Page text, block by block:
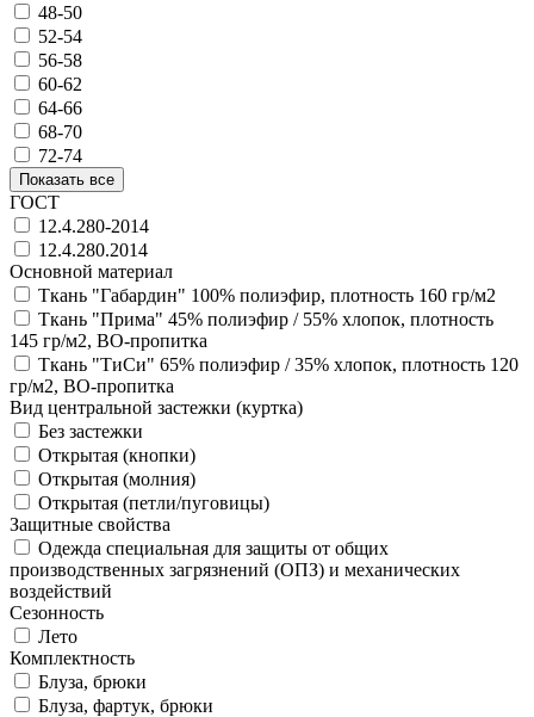
48-50
52-54
56-58
60-62
64-66
68-70
72-74
Показать все
ГОСТ
12.4.280-2014
12.4.280.2014
Основной материал
Ткань "Габардин" 100% полиэфир, плотность 160 гр/м2
Ткань "Прима" 45% полиэфир / 55% хлопок, плотность
145 гр/м2, ВО-пропитка
Ткань "ТиСи" 65% полиэфир / 35% хлопок, плотность 120
гр/м2, ВО-пропитка
Вид центральной застежки (куртка)
Без застежки
Открытая (кнопки)
Открытая (молния)
Открытая (петли/пуговицы)
Защитные свойства
Одежда специальная для защиты от общих
производственных загрязнений (ОПЗ) и механических
воздействий
Сезонность
Лето
Комплектность
Блуза, брюки
Блуза, фартук, брюки